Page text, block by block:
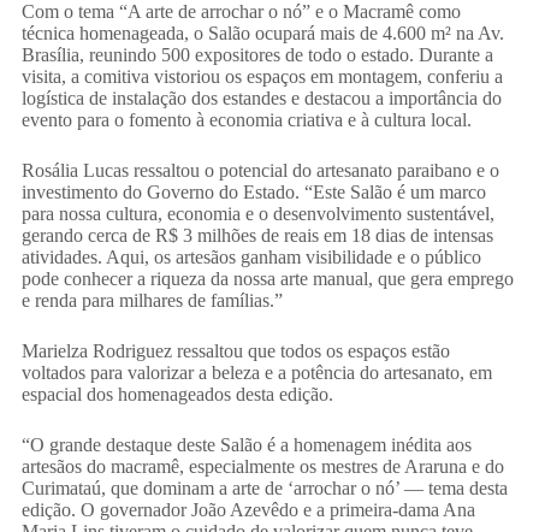
Com o tema “A arte de arrochar o nó” e o Macramê como
técnica homenageada, o Salão ocupará mais de 4.600 m² na Av.
Brasília, reunindo 500 expositores de todo o estado. Durante a
visita, a comitiva vistoriou os espaços em montagem, conferiu a
logística de instalação dos estandes e destacou a importância do
evento para o fomento à economia criativa e à cultura local.
Rosália Lucas ressaltou o potencial do artesanato paraibano e o
investimento do Governo do Estado. “Este Salão é um marco
para nossa cultura, economia e o desenvolvimento sustentável,
gerando cerca de R$ 3 milhões de reais em 18 dias de intensas
atividades. Aqui, os artesãos ganham visibilidade e o público
pode conhecer a riqueza da nossa arte manual, que gera emprego
e renda para milhares de famílias.”
Marielza Rodriguez ressaltou que todos os espaços estão
voltados para valorizar a beleza e a potência do artesanato, em
espacial dos homenageados desta edição.
“O grande destaque deste Salão é a homenagem inédita aos
artesãos do macramê, especialmente os mestres de Araruna e do
Curimataú, que dominam a arte de ‘arrochar o nó’ — tema desta
edição. O governador João Azevêdo e a primeira-dama Ana